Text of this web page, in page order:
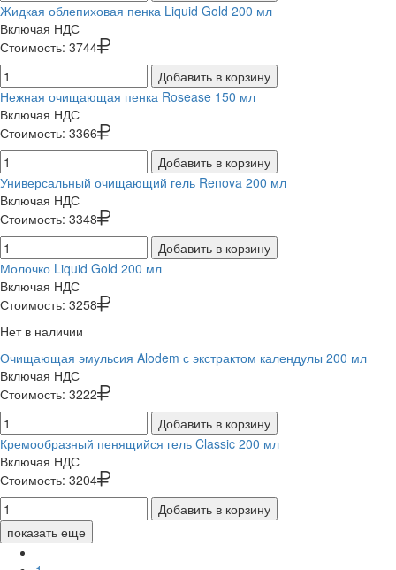
Жидкая облепиховая пенка Liquid Gold 200 мл
Включая НДС
Стоимость: 3744
Добавить в корзину
Нежная очищающая пенка Rosease 150 мл
Включая НДС
Стоимость: 3366
Добавить в корзину
Универсальный очищающий гель Renova 200 мл
Включая НДС
Стоимость: 3348
Добавить в корзину
Молочко Liquid Gold 200 мл
Включая НДС
Стоимость: 3258
Нет в наличии
Очищающая эмульсия Alodem с экстрактом календулы 200 мл
Включая НДС
Стоимость: 3222
Добавить в корзину
Кремообразный пенящийся гель Classic 200 мл
Включая НДС
Стоимость: 3204
Добавить в корзину
показать еще